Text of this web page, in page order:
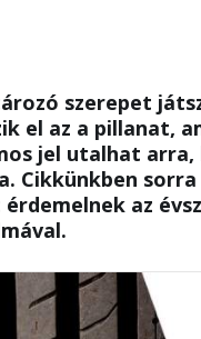
szerepet
el az a pillanat,
jel utalhat
Cikkünkben
az